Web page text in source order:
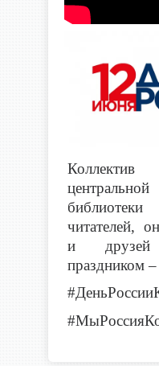
библиотеки
читателей,
и друзей
праздником